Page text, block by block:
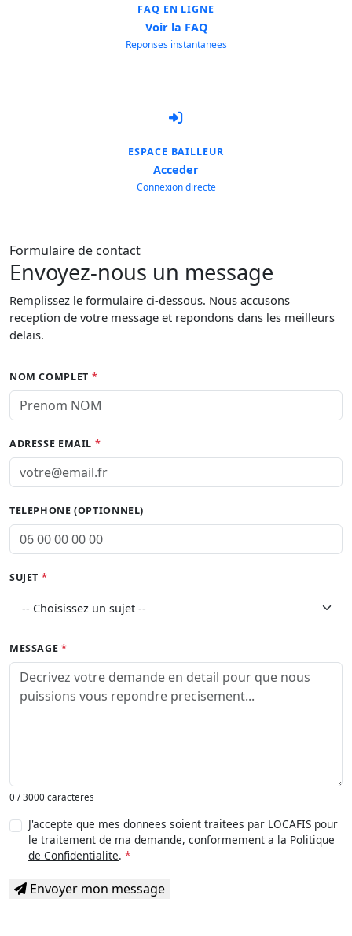
FAQ EN LIGNE
Voir la FAQ
Reponses instantanees
ESPACE BAILLEUR
Acceder
Connexion directe
Formulaire de contact
Envoyez-nous un message
Remplissez le formulaire ci-dessous. Nous accusons
reception de votre message et repondons dans les meilleurs
delais.
NOM COMPLET *
ADRESSE EMAIL *
TELEPHONE (OPTIONNEL)
SUJET *
MESSAGE *
0 / 3000 caracteres
J'accepte que mes donnees soient traitees par LOCAFIS pour
le traitement de ma demande, conformement a la Politique
de Confidentialite. *
Envoyer mon message